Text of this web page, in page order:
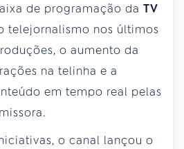
de programação da TV
telejornalismo nos últimos
o aumento da
na telinha e a
em tempo real pelas
o canal lançou o